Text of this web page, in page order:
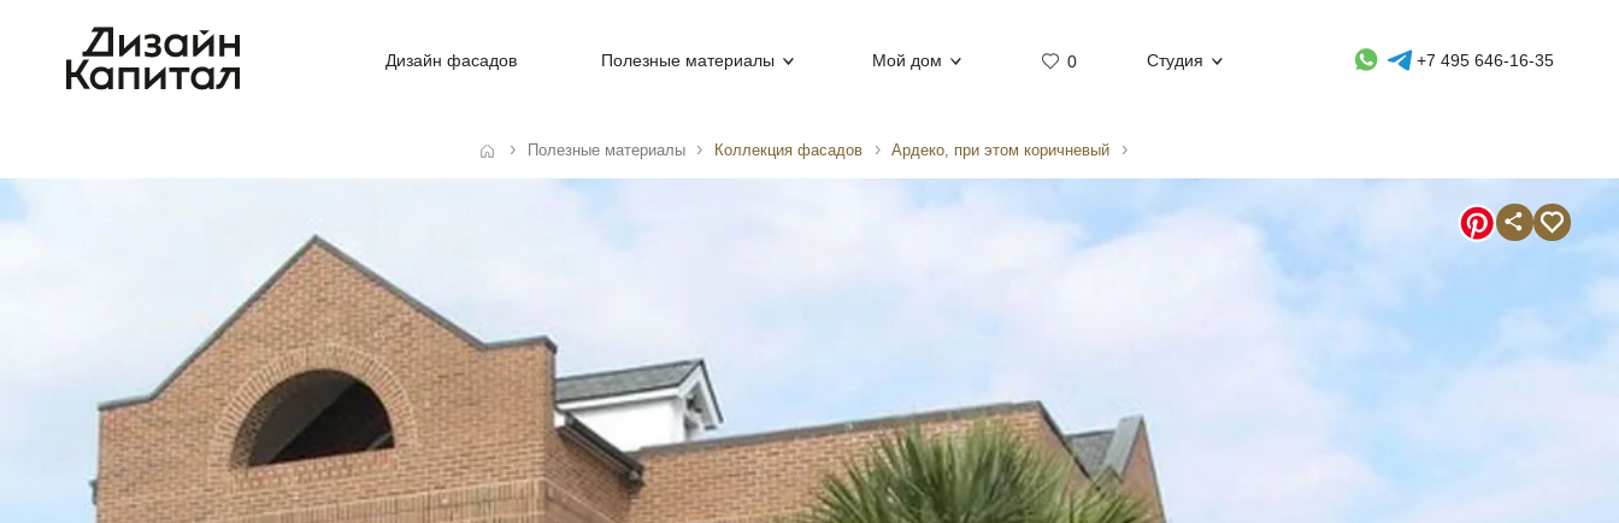
Дизайн фасадов Полезные материалы Мой дом 0 Студия Whatsapp контакт
Telegram контакт
+7 495 646-16-35
Полезные материалы Коллекция фасадов Ардеко, при этом коричневый